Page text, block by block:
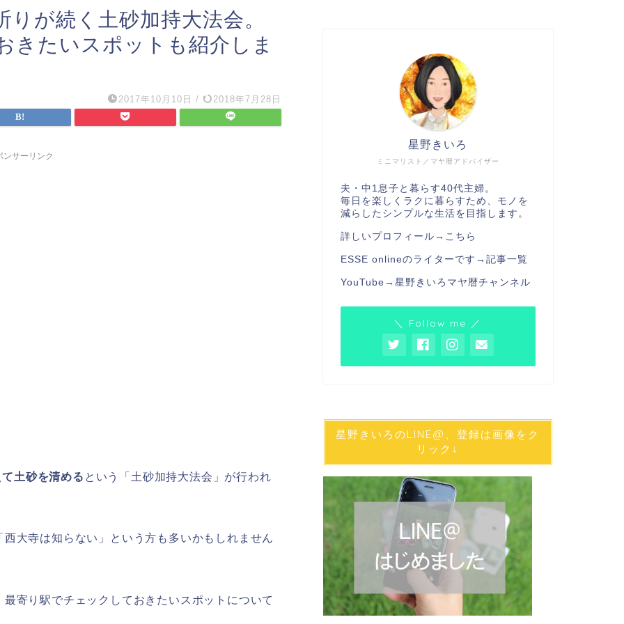
が続く土砂加持大法会。
きたいスポットも紹介しま
2017年10月10日 / 2018年7月28日
ンサーリンク
土砂を清める という「土砂加持大法会」が行われ
西大寺は知らない」という方も多いかもしれません
寄り駅でチェックしておきたいスポットについて
ミニマリスト／マヤ暦アドバイザー
星野きいろ
夫・中1息子と暮らす40代主婦。
毎日を楽しくラクに暮らすため、モノを
減らしたシンプルな生活を目指します。
詳しいプロフィール→ こちら
ESSE onlineのライターです→ 記事一覧
YouTube→ 星野きいろマヤ暦チャンネル
＼ Follow me ／
星野きいろのLINE@、登録は画像をク
リック↓